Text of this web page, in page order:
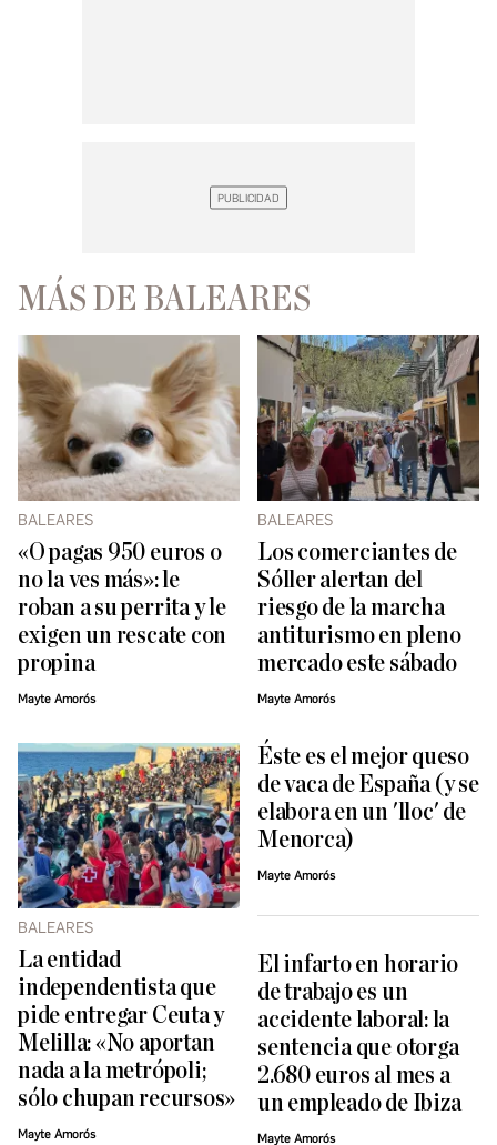
MÁS DE BALEARES
BALEARES
«O pagas 950 euros o
no la ves más»: le
roban a su perrita y le
exigen un rescate con
propina
Mayte Amorós
BALEARES
Los comerciantes de
Sóller alertan del
riesgo de la marcha
antiturismo en pleno
mercado este sábado
Mayte Amorós
BALEARES
La entidad
independentista que
pide entregar Ceuta y
Melilla: «No aportan
nada a la metrópoli;
sólo chupan recursos»
Mayte Amorós
Éste es el mejor queso
de vaca de España (y se
elabora en un 'lloc' de
Menorca)
Mayte Amorós
El infarto en horario
de trabajo es un
accidente laboral: la
sentencia que otorga
2.680 euros al mes a
un empleado de Ibiza
Mayte Amorós